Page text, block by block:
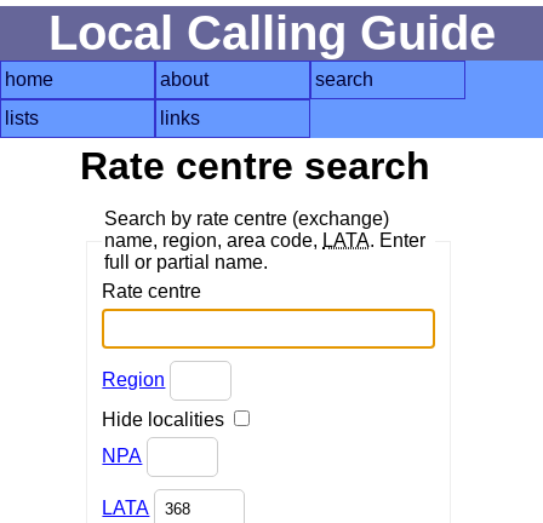
Local Calling Guide
home about
search
lists
links
Rate centre search
Search by rate centre (exchange)
name, region, area code, LATA. Enter
full or partial name.
Rate centre
Region
Hide localities
NPA
LATA